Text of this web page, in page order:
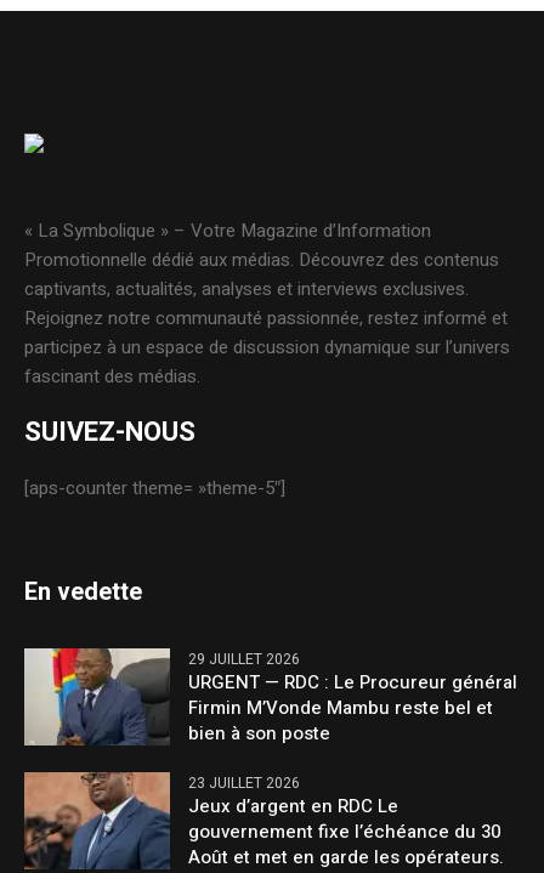
« La Symbolique » – Votre Magazine d’Information
Promotionnelle dédié aux médias. Découvrez des contenus
captivants, actualités, analyses et interviews exclusives.
Rejoignez notre communauté passionnée, restez informé et
participez à un espace de discussion dynamique sur l’univers
fascinant des médias.
SUIVEZ-NOUS
[aps-counter theme= »theme-5″]
En vedette
29 JUILLET 2026
URGENT — RDC : Le Procureur général
Firmin M’Vonde Mambu reste bel et
bien à son poste
23 JUILLET 2026
Jeux d’argent en RDC Le
gouvernement fixe l’échéance du 30
Août et met en garde les opérateurs.